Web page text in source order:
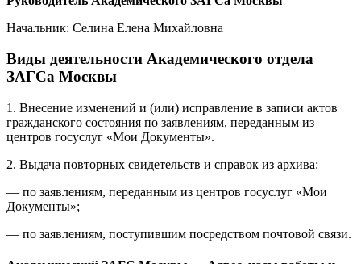
Начальник: Селина Елена Михайловна
Виды деятельности Академического отдела
ЗАГСа Москвы
1. Внесение изменений и (или) исправление в записи актов
гражданского состояния по заявлениям, переданным из
центров госуслуг «Мои Документы».
2. Выдача повторных свидетельств и справок из архива:
— по заявлениям, переданным из центров госуслуг «Мои
Документы»;
— по заявлениям, поступившим посредством почтовой связи.